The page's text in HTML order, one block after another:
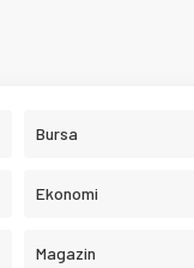
Bursa
Ekonomi
Magazin